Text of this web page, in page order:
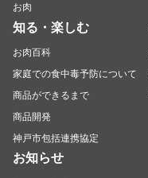
お肉
知る・楽しむ
お肉百科
家庭での食中毒予防について
商品ができるまで
商品開発
神戸市包括連携協定
お知らせ